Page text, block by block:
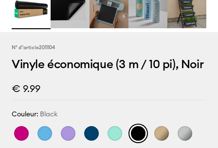
N° d''article2011104
Vinyle économique (3 m / 10 pi), Noir
€ 9.99
Couleur: Black